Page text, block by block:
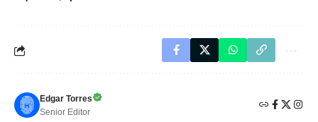
Edgar Torres
Senior Editor